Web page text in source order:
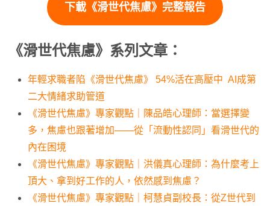
下載《滑世代焦慮》完整報告
《滑世代焦慮》系列文章：
年輕求職者陷《滑世代焦慮》 54%活在高壓中 AI成第
二大情緒求助管道
《滑世代焦慮》專家觀點｜陳品皓心理師：當選擇變
多，焦慮也跟著增加——從「流動性認同」看滑世代的
內在困境
《滑世代焦慮》專家觀點｜洪儀真心理師：為什麼考上
頂大、拿到好工作的人，依然感到焦慮？
《滑世代焦慮》專家觀點｜柯慧貞副校長：從Z世代到